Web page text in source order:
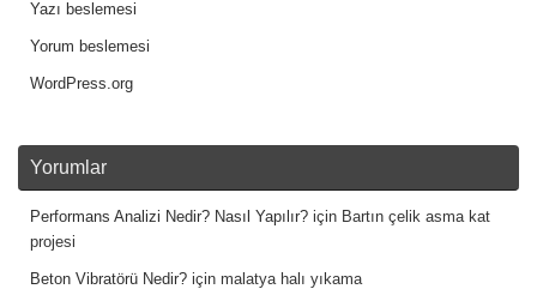
Yazı beslemesi
Yorum beslemesi
WordPress.org
Yorumlar
Performans Analizi Nedir? Nasıl Yapılır? için Bartın çelik asma kat
projesi
Beton Vibratörü Nedir? için malatya halı yıkama